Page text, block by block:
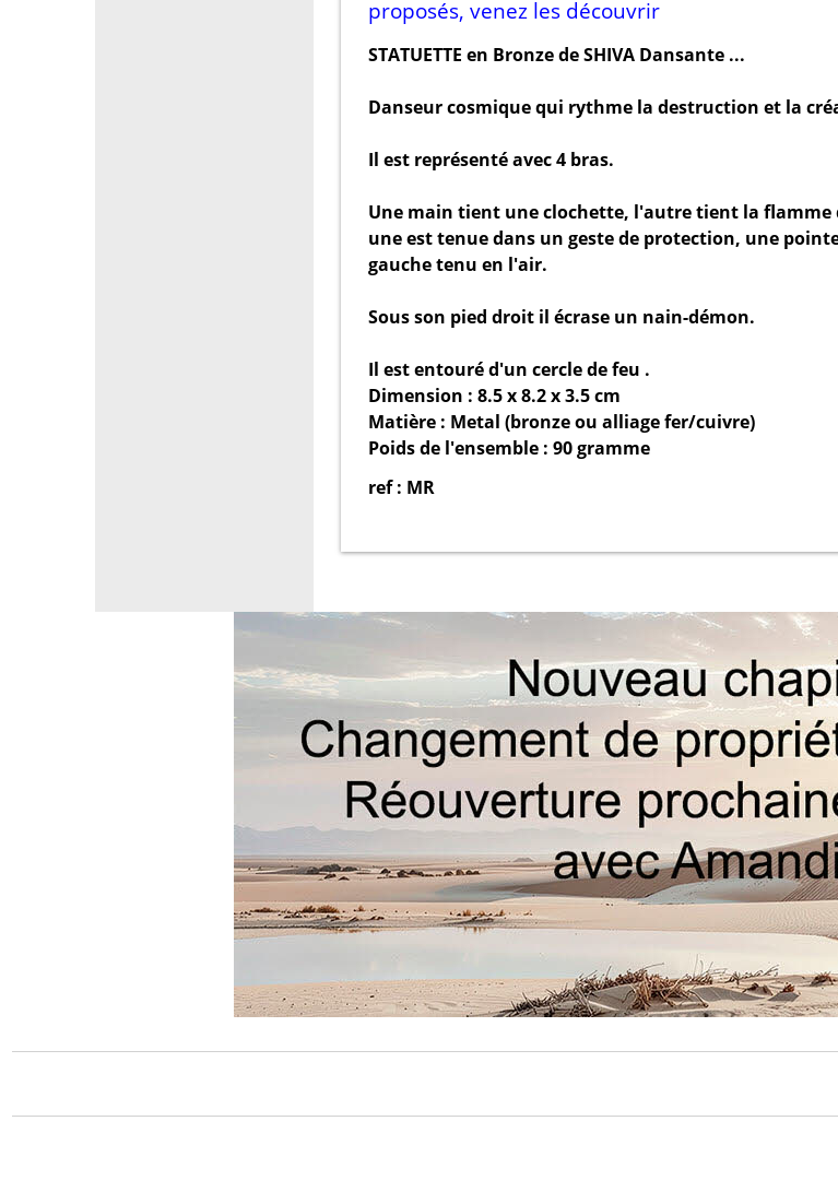
proposés, venez les découvrir
STATUETTE en Bronze de SHIVA Dansante ...
Danseur cosmique qui rythme la destruction et la
Il est représenté avec 4 bras.
Une main tient une clochette, l'autre tient la flamme
une est tenue dans un geste de protection, une
gauche tenu en l'air.
Sous son pied droit il écrase un nain-démon.
Il est entouré d'un cercle de feu .
Dimension : 8.5 x 8.2 x 3.5 cm
Matière : Metal (bronze ou alliage fer/cuivre)
Poids de l'ensemble : 90 gramme
ref : MR